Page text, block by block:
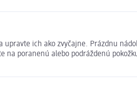
upravte ich ako zvyčajne. Prázdnu
poranenú alebo podráždenú